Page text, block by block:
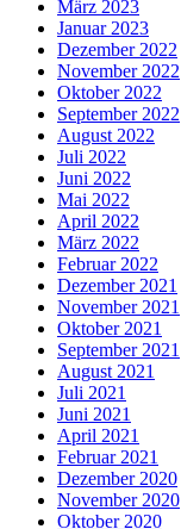
März 2023
Januar 2023
Dezember 2022
November 2022
Oktober 2022
September 2022
August 2022
Juli 2022
Juni 2022
Mai 2022
April 2022
März 2022
Februar 2022
Dezember 2021
November 2021
Oktober 2021
September 2021
August 2021
Juli 2021
Juni 2021
April 2021
Februar 2021
Dezember 2020
November 2020
Oktober 2020